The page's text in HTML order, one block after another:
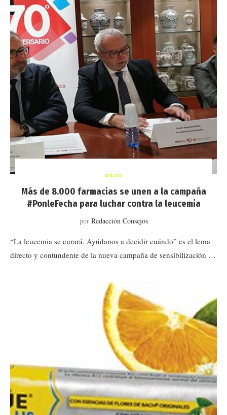
artículo
Más de 8.000 farmacias se unen a la campaña
#PonleFecha para luchar contra la leucemia
por Redacción Consejos
“La leucemia se curará. Ayúdanos a decidir cuándo” es el lema
directo y contundente de la nueva campaña de sensibilización …